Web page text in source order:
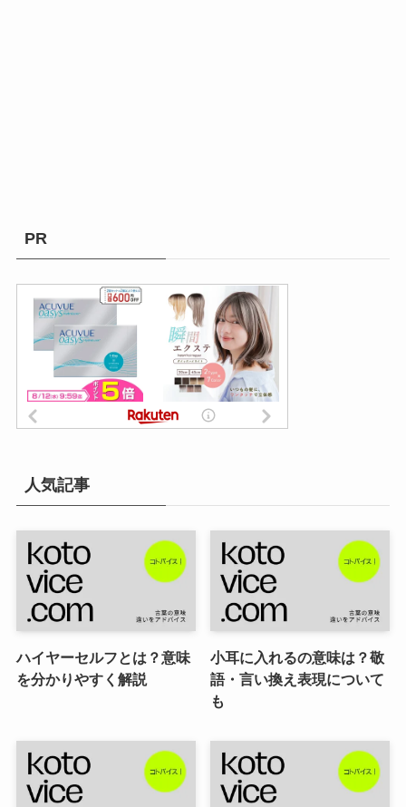
PR
人気記事
ハイヤーセルフとは？意味
を分かりやすく解説
小耳に入れるの意味は？敬
語・言い換え表現について
も